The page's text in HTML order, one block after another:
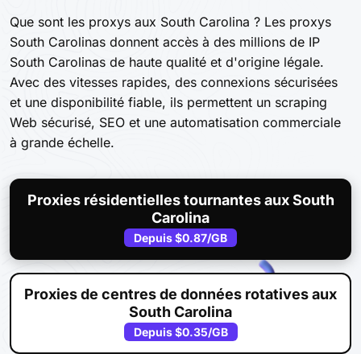
Que sont les proxys aux South Carolina ? Les proxys
South Carolinas donnent accès à des millions de IP
South Carolinas de haute qualité et d'origine légale.
Avec des vitesses rapides, des connexions sécurisées
et une disponibilité fiable, ils permettent un scraping
Web sécurisé, SEO et une automatisation commerciale
à grande échelle.
Proxies résidentielles tournantes aux South
Carolina
Depuis$0.87/GB
Proxies de centres de données rotatives aux
South Carolina
Depuis$0.35/GB